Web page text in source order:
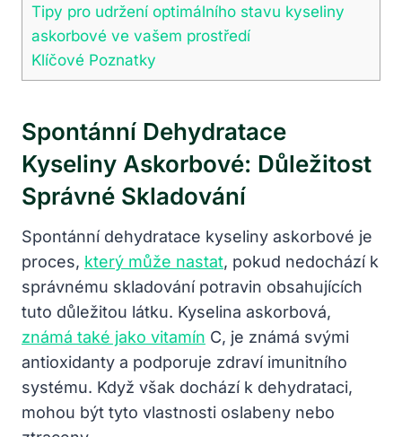
Tipy pro udržení optimálního stavu kyseliny
askorbové ve vašem prostředí
Klíčové Poznatky
Spontánní Dehydratace
Kyseliny Askorbové: Důležitost
Správné Skladování
Spontánní dehydratace kyseliny askorbové je
proces, který může nastat, pokud nedochází k
správnému skladování potravin obsahujících
tuto důležitou látku. Kyselina askorbová,
známá také jako vitamín C, je známá svými
antioxidanty a podporuje zdraví imunitního
systému. Když však dochází k dehydrataci,
mohou být tyto vlastnosti oslabeny nebo